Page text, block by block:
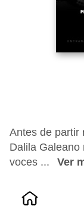
Antes de partir
Dalila Galeano
voces ...
Ver